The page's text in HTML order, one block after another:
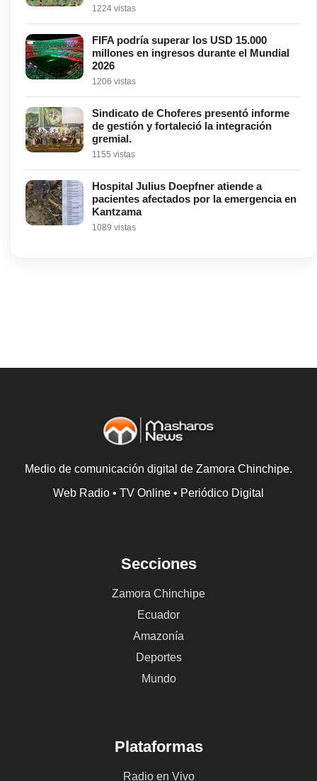
1224 vistas
FIFA podría superar los USD 15.000
millones en ingresos durante el Mundial
2026
1206 vistas
Sindicato de Choferes presentó informe
de gestión y fortaleció la integración
gremial.
1155 vistas
Hospital Julius Doepfner atiende a
pacientes afectados por la emergencia en
Kantzama
1089 vistas
Medio de comunicación digital de Zamora Chinchipe.
Web Radio • TV Online • Periódico Digital
Secciones
Zamora Chinchipe
Ecuador
Amazonía
Deportes
Mundo
Plataformas
Radio en Vivo